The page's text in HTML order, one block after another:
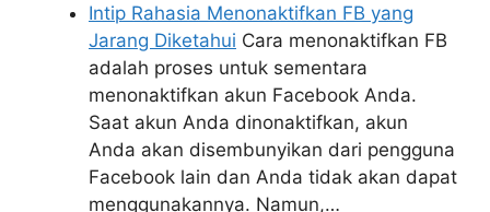
Intip Rahasia Menonaktifkan FB yang
Jarang Diketahui Cara menonaktifkan FB
adalah proses untuk sementara
menonaktifkan akun Facebook Anda.
Saat akun Anda dinonaktifkan, akun
Anda akan disembunyikan dari pengguna
Facebook lain dan Anda tidak akan dapat
menggunakannya. Namun,…